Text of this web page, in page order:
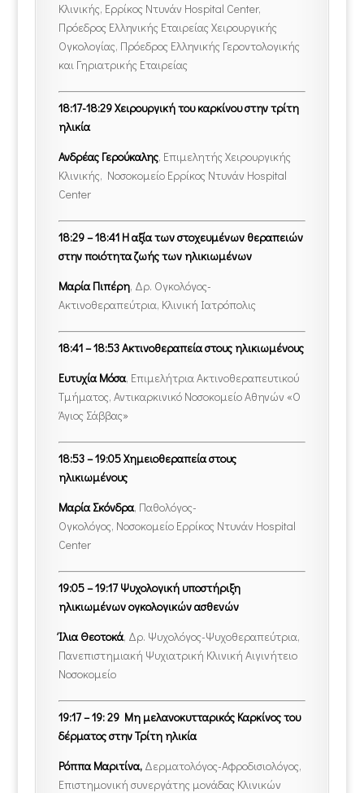
Κλινικής, Ερρίκος Ντυνάν Hospital Center,
Πρόεδρος Ελληνικής Εταιρείας Χειρουργικής
Ογκολογίας, Πρόεδρος Ελληνικής Γεροντολογικής
και Γηριατρικής Εταιρείας
18:17-18:29 Χειρουργική του καρκίνου στην τρίτη
ηλικία
Ανδρέας Γερούκαλης, Επιμελητής Χειρουργικής
Κλινικής, Νοσοκομείο Ερρίκος Ντυνάν Hospital
Center
18:29 – 18:41 Η αξία των στοχευμένων θεραπειών
στην ποιότητα ζωής των ηλικιωμένων
Μαρία Πιπέρη, Δρ. Ογκολόγος-
Ακτινοθεραπεύτρια, Κλινική Ιατρόπολις
18:41 – 18:53 Ακτινοθεραπεία στους ηλικιωμένους
Ευτυχία Μόσα, Επιμελήτρια Ακτινοθεραπευτικού
Τμήματος, Αντικαρκινικό Νοσοκομείο Αθηνών «Ο
Άγιος Σάββας»
18:53 – 19:05 Χημειοθεραπεία στους
ηλικιωμένους
Μαρία Σκόνδρα, Παθολόγος-
Ογκολόγος, Νοσοκομείο Ερρίκος Ντυνάν Hospital
Center
19:05 – 19:17 Ψυχολογική υποστήριξη
ηλικιωμένων ογκολογικών ασθενών
Ίλια Θεοτοκά, Δρ. Ψυχολόγος-Ψυχοθεραπεύτρια,
Πανεπιστημιακή Ψυχιατρική Κλινική Αιγινήτειο
Νοσοκομείο
19:17 – 19: 29 Mη μελανοκυτταρικός Καρκίνος του
δέρματος στην Τρίτη ηλικία
Ρόππα Μαριτίνα, Δερματολόγος-Αφροδισιολόγος,
Επιστημονική συνεργάτης μονάδας Κλινικών